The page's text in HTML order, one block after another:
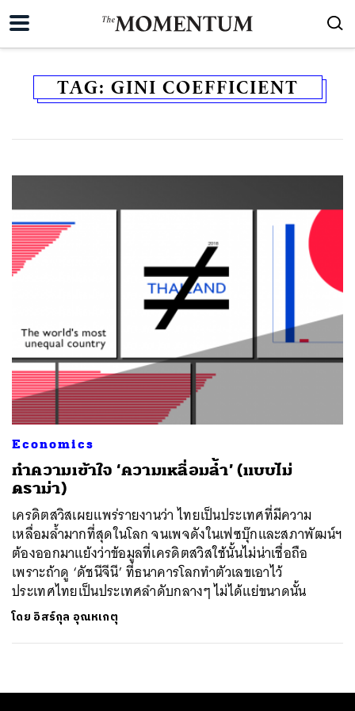
TAG: GINI COEFFICIENT
Economics
ทำความเข้าใจ ‘ความเหลื่อมล้ำ’ (แบบไม่
ดราม่า)
เครดิตสวิสเผยแพร่รายงานว่า ไทยเป็นประเทศที่มีความ
เหลื่อมล้ำมากที่สุดในโลก จนเพจดังในเฟซบุ๊กและสภาพัฒน์ฯ
ต้องออกมาแย้งว่าข้อมูลที่เครดิตสวิสใช้นั้นไม่น่าเชื่อถือ
เพราะถ้าดู ‘ดัชนีจีนี’ ที่ธนาคารโลกทำตัวเลขเอาไว้
ประเทศไทยเป็นประเทศลำดับกลางๆ ไม่ได้แย่ขนาดนั้น
โดย อิสร์กุล อุณหเกตุ
ค้นหา
SHARE TWEET LINE EMAIL